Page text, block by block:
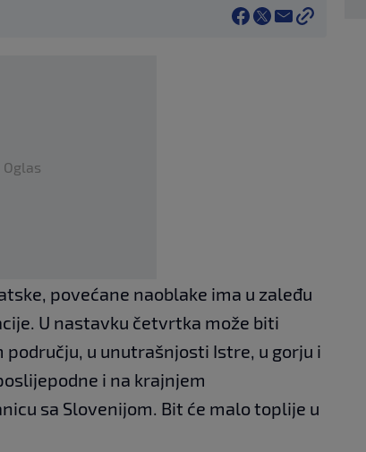
Oglas
povećane naoblake ima u zaleđu
U nastavku četvrtka može biti
u unutrašnjosti Istre, u gorju i
i na krajnjem
sa Slovenijom. Bit će malo toplije u